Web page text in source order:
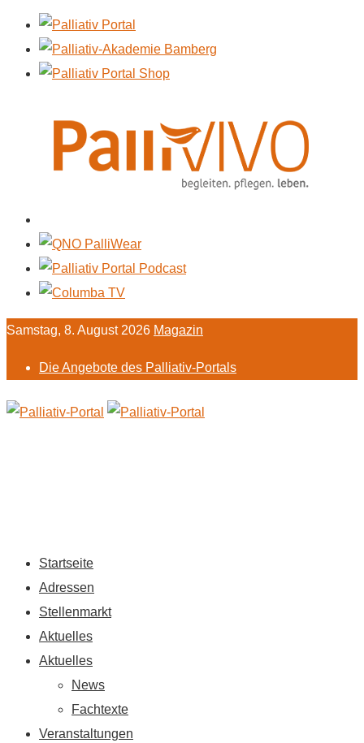
Samstag, 8. August 2026 Magazin
Die Angebote des Palliativ-Portals
Startseite
Adressen
Stellenmarkt
Aktuelles
Aktuelles
News
Fachtexte
Veranstaltungen